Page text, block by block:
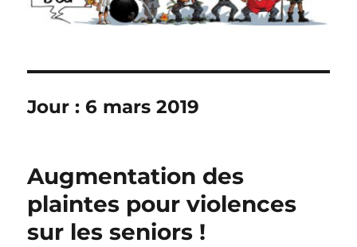
Jour : 6 mars 2019
Augmentation des
plaintes pour violences
sur les seniors !